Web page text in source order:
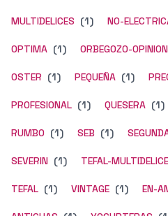
MULTIDELICES (1) NO-
OPTIMA (1) ORBEGOZO-
OSTER (1) PEQUEÑA (1)
PROFESIONAL (1) QUESERA (1)
RUMBO (1) SEB (1)
SEVERIN (1) TEFAL-
TEFAL (1) VINTAGE (1) EN-